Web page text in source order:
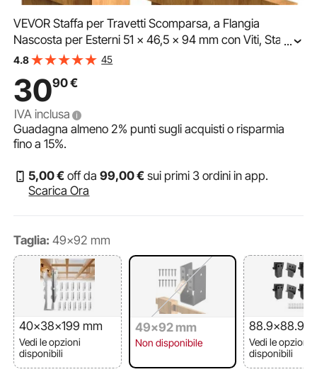
VEVOR Staffa per Travetti Scomparsa, a Flangia
Nascosta per Esterni 51 x 46,5 x 94 mm con Viti, Staffa
Leggeri in Acciaio per Travi da 49 x 92 mm, Altalena,
...
4.8 45
3090€
IVA inclusa
Guadagna almeno2% punti sugli acquisti o risparmia
fino a15%.
5,00€ off da99,00€ sui primi 3 ordini in app.
Scarica Ora
Taglia: 49x92 mm
40x38x199 mm
Vedi le opzioni
disponibili
49x92 mm
Non disponibile
88.9x88.9
Vedi le opzioni
disponibili